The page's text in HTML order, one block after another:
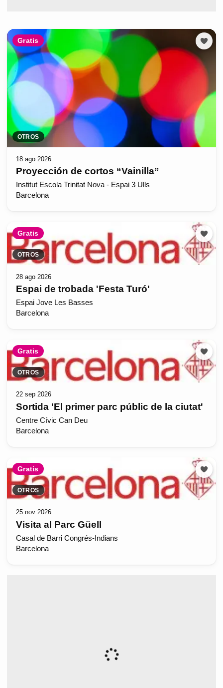
Gratis
OTROS
18 ago 2026
Proyección de cortos “Vainilla”
Institut Escola Trinitat Nova - Espai 3 Ulls
Barcelona
Gratis
OTROS
28 ago 2026
Espai de trobada 'Festa Turó'
Espai Jove Les Basses
Barcelona
Gratis
OTROS
22 sep 2026
Sortida 'El primer parc públic de la ciutat'
Centre Cívic Can Deu
Barcelona
Gratis
OTROS
25 nov 2026
Visita al Parc Güell
Casal de Barri Congrés-Indians
Barcelona